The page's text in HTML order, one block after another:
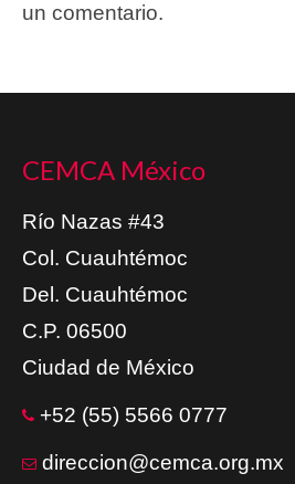
un comentario.
CEMCA México
Río Nazas #43
Col. Cuauhtémoc
Del. Cuauhtémoc
C.P. 06500
Ciudad de México
+52 (55) 5566 0777
direccion@cemca.org.mx